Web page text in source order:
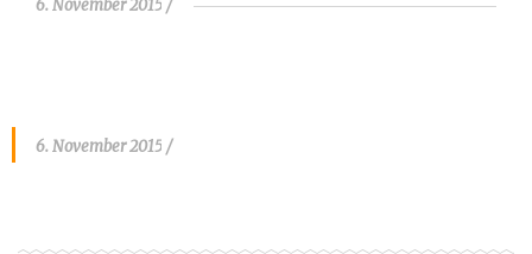
6. November 2015
6. November 2015